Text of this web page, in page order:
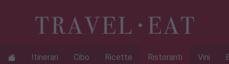
Itinerari Cibo Ricette Ristoranti Vini